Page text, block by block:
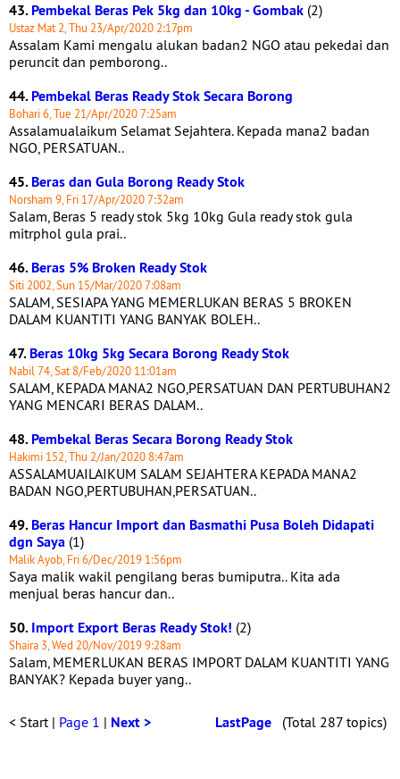
43.Pembekal Beras Pek 5kg dan 10kg - Gombak (2)
Ustaz Mat 2, Thu 23/Apr/2020 2:17pm
Assalam Kami mengalu alukan badan2 NGO atau pekedai dan
peruncit dan pemborong..
44.Pembekal Beras Ready Stok Secara Borong
Bohari 6, Tue 21/Apr/2020 7:25am
Assalamualaikum Selamat Sejahtera. Kepada mana2 badan
NGO, PERSATUAN..
45.Beras dan Gula Borong Ready Stok
Norsham 9, Fri 17/Apr/2020 7:32am
Salam, Beras 5 ready stok 5kg 10kg Gula ready stok gula
mitrphol gula prai..
46.Beras 5% Broken Ready Stok
Siti 2002, Sun 15/Mar/2020 7:08am
SALAM, SESIAPA YANG MEMERLUKAN BERAS 5 BROKEN
DALAM KUANTITI YANG BANYAK BOLEH..
47.Beras 10kg 5kg Secara Borong Ready Stok
Nabil 74, Sat 8/Feb/2020 11:01am
SALAM, KEPADA MANA2 NGO,PERSATUAN DAN PERTUBUHAN2
YANG MENCARI BERAS DALAM..
48.Pembekal Beras Secara Borong Ready Stok
Hakimi 152, Thu 2/Jan/2020 8:47am
ASSALAMUAILAIKUM SALAM SEJAHTERA KEPADA MANA2
BADAN NGO,PERTUBUHAN,PERSATUAN..
49.Beras Hancur Import dan Basmathi Pusa Boleh Didapati
dgn Saya (1)
Malik Ayob, Fri 6/Dec/2019 1:56pm
Saya malik wakil pengilang beras bumiputra.. Kita ada
menjual beras hancur dan..
50.Import Export Beras Ready Stok! (2)
Shaira 3, Wed 20/Nov/2019 9:28am
Salam, MEMERLUKAN BERAS IMPORT DALAM KUANTITI YANG
BANYAK? Kepada buyer yang..
< Start | Page 1 | Next > LastPage (Total 287 topics)